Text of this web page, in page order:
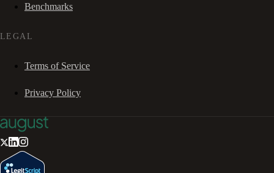
Benchmarks
LEGAL
Terms of Service
Privacy Policy